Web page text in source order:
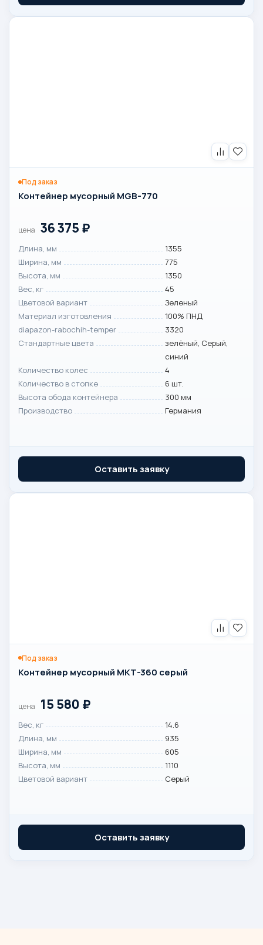
Под заказ
Контейнер мусорный MGB-770
цена 36 375 ₽
Длина, мм
1355
Ширина, мм
775
Высота, мм
1350
Вес, кг
45
Цветовой вариант
Зеленый
Материал изготовления
100% ПНД
diapazon-rabochih-temper
3320
Стандартные цвета
зелёный, Серый,
синий
Количество колес
4
Количество в стопке
6 шт.
Высота обода контейнера
300 мм
Производство
Германия
Оставить заявку
Под заказ
Контейнер мусорный МКТ-360 серый
цена 15 580 ₽
Вес, кг
14.6
Длина, мм
935
Ширина, мм
605
Высота, мм
1110
Цветовой вариант
Серый
Оставить заявку